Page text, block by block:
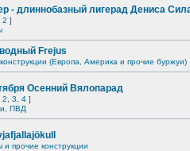
- длиннобазный лигерад Дениса
2 ]
Frejus
(Европа, Америка и прочие буржуи)
Осенний Вялопарад
2 3 4 ]
ПВД
и прочие конструкции